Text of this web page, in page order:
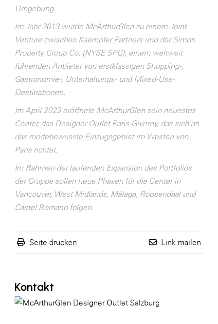
Umgebung.
Im Jahr 2013 wurde McArthurGlen zu einem Joint
Venture zwischen Kaempfer Partners und der Simon
Property Group Co. (NYSE SPG), einem weltweit
führenden Anbieter von erstklassigen Shopping-,
Gastronomie-, Unterhaltungs- und Mixed-Use-
Destinationen.
Im April 2023 eröffnete McArthurGlen sein neuestes
Center, das Designer Outlet Paris-Giverny, das sich an
das modebewusste Einzugsgebiet im Westen von
Paris richtet.
Im Rahmen der laufenden Expansion des Portfolios
der Gruppe sollen neue Phasen für die Center in
Vancouver, West Midlands, Málaga, Roosendaal und
Castel Romano folgen.
Seite drucken Link mailen
Kontakt